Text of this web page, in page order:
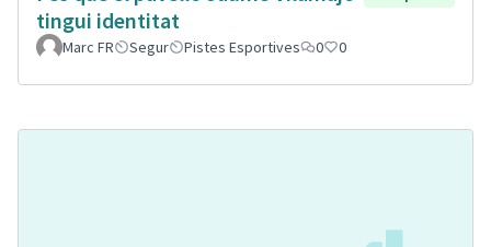
tingui identitat
Marc FR Segur Pistes Esportives 0 0